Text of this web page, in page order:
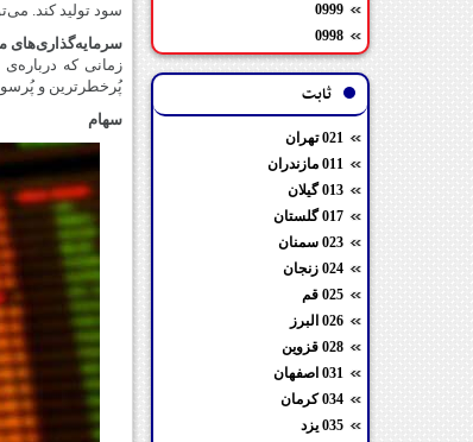
سود تولید کند.
سرمایه‌گذاری‌های
زمانی که
پُرخطرترین و
سهام
0999
0998
ثابت
021 تهران
011 مازندران
013 گیلان
017 گلستان
023 سمنان
024 زنجان
025 قم
026 البرز
028 قزوین
031 اصفهان
034 کرمان
035 یزد